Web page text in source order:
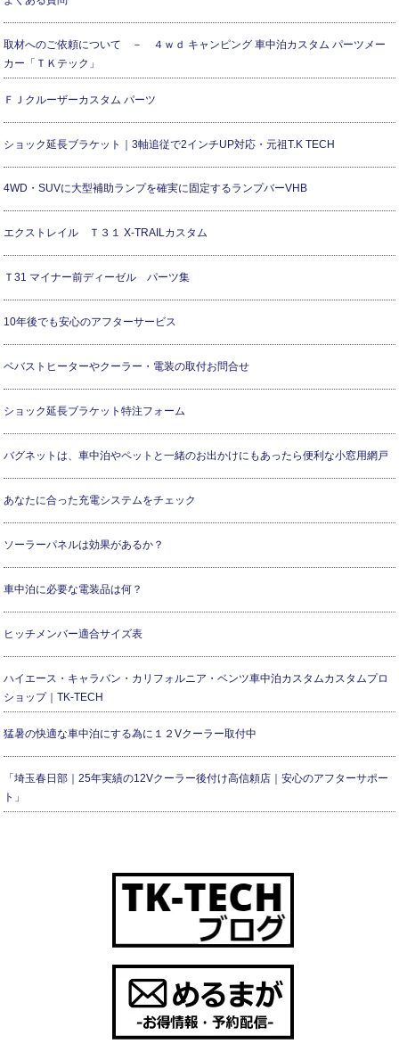
取材へのご依頼について － ４ｗｄ キャンピング 車中泊カスタム パーツメー
カー「ＴＫテック」
ＦＪクルーザーカスタム パーツ
ショック延長ブラケット｜3軸追従で2インチUP対応・元祖T.K TECH
4WD・SUVに大型補助ランプを確実に固定するランプバーVHB
エクストレイル Ｔ３１ X-TRAILカスタム
Ｔ31 マイナー前ディーゼル パーツ集
10年後でも安心のアフターサービス
ベバストヒーターやクーラー・電装の取付お問合せ
ショック延長ブラケット特注フォーム
バグネットは、車中泊やペットと一緒のお出かけにもあったら便利な小窓用網戸
あなたに合った充電システムをチェック
ソーラーパネルは効果があるか？
車中泊に必要な電装品は何？
ヒッチメンバー適合サイズ表
ハイエース・キャラバン・カリフォルニア・ベンツ車中泊カスタムカスタムプロ
ショップ｜TK-TECH
猛暑の快適な車中泊にする為に１２Vクーラー取付中
「埼玉春日部｜25年実績の12Vクーラー後付け高信頼店｜安心のアフターサポー
ト」